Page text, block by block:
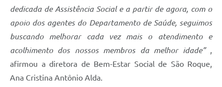
dedicada de Assistência Social e a partir de agora, com o
apoio dos agentes do Departamento de Saúde, seguimos
buscando melhorar cada vez mais o atendimento e
acolhimento dos nossos membros da melhor idade”,
afirmou a diretora de Bem-Estar Social de São Roque,
Ana Cristina Antônio Alda.